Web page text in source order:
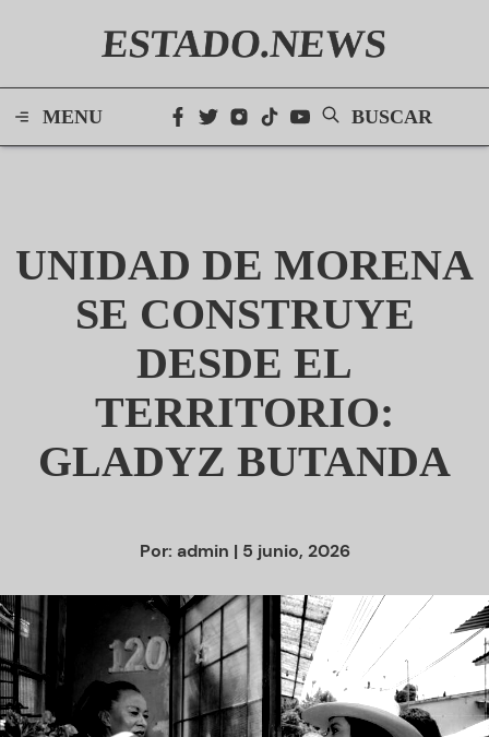
ESTADO.NEWS
MENU BUSCAR
UNIDAD DE MORENA
SE CONSTRUYE
DESDE EL
TERRITORIO:
GLADYZ BUTANDA
Por: admin | 5 junio, 2026